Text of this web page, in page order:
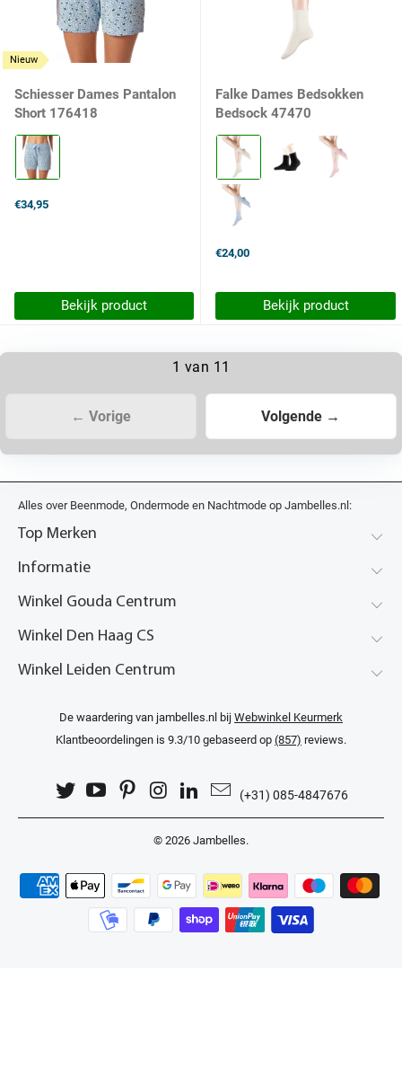
Nieuw
Schiesser Dames Pantalon
Short 176418
Kleur:
805
hellblau
€34,95
Bekijk product
Falke Dames Bedsokken
Bedsock 47470
Kleur:
Offwhite
selected
€24,00
Bekijk product
1 van 11
← Vorige Volgende →
Alles over Beenmode, Ondermode en Nachtmode op Jambelles.nl:
Top Merken
Informatie
Winkel Gouda Centrum
Winkel Den Haag CS
Winkel Leiden Centrum
De waardering van jambelles.nl bij Webwinkel Keurmerk
Klantbeoordelingen is 9.3/10 gebaseerd op (857) reviews.
(+31) 085-4847676
© 2026 Jambelles.